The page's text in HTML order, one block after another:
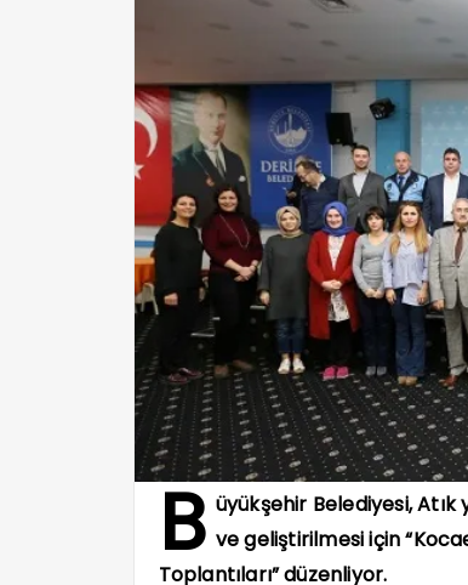
B üyükşehir Belediyesi,
ve geliştirilmesi için
Toplantıları” düzenliyor.